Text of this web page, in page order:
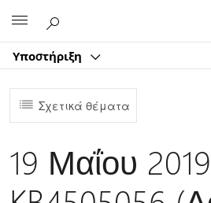
Υποστήριξη
Σχετικά θέματα
19 Μαΐου